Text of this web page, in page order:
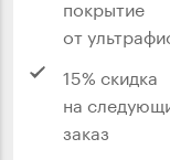
покрытие
от
15% скидка
на
заказ